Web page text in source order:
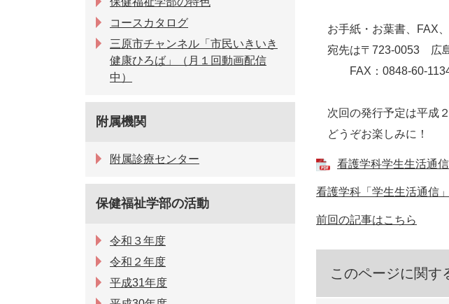
お手紙・お葉書、FAX
宛先は〒723-0053 広
FAX：0848-60-1134
次回の発行予定は平成
どうぞお楽しみに！
看護学科学生生活通
看護学科「学生生活通信」
前回の記事はこちら
このページに関す
コースカタログ
三原市チャンネル「市民いきいき
健康ひろば」（月１回動画配信
中）
附属機関
附属診療センター
保健福祉学部の活動
令和３年度
令和２年度
平成31年度